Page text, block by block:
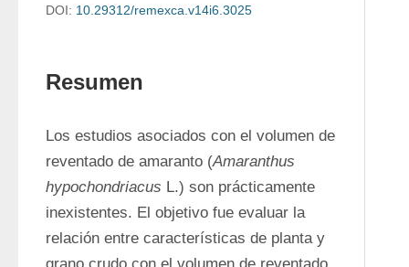
DOI: 10.29312/remexca.v14i6.3025
Resumen
Los estudios asociados con el volumen de
reventado de amaranto (Amaranthus
hypochondriacus L.) son prácticamente
inexistentes. El objetivo fue evaluar la
relación entre características de planta y